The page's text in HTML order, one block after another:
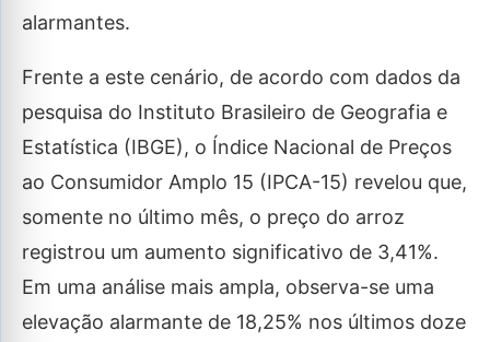
alarmantes.
Frente a este cenário, de acordo com dados da
pesquisa do Instituto Brasileiro de Geografia e
Estatística (IBGE), o Índice Nacional de Preços
ao Consumidor Amplo 15 (IPCA-15) revelou que,
somente no último mês, o preço do arroz
registrou um aumento significativo de 3,41%.
Em uma análise mais ampla, observa-se uma
elevação alarmante de 18,25% nos últimos doze